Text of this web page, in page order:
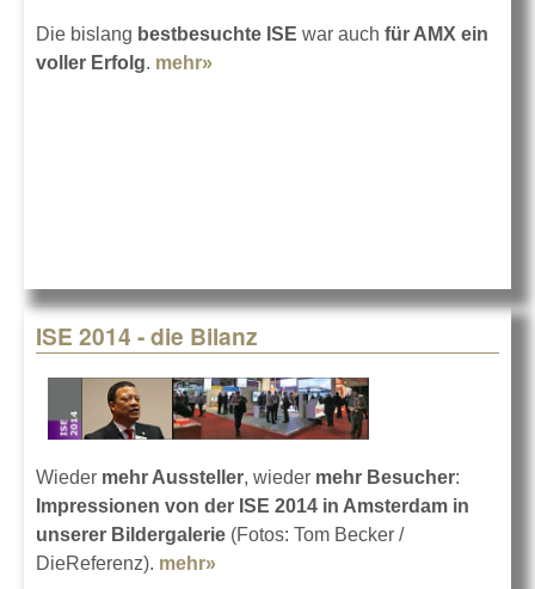
Die bislang bestbesuchte ISE war auch für AMX ein
voller Erfolg. mehr»
ISE 2014 - die Bilanz
Wieder mehr Aussteller, wieder mehr Besucher:
Impressionen von der ISE 2014 in Amsterdam in
unserer Bildergalerie (Fotos: Tom Becker /
DieReferenz). mehr»